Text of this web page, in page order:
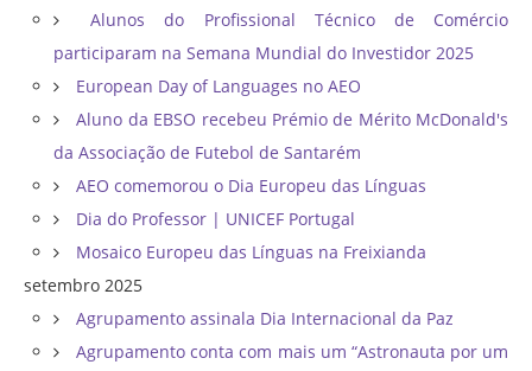
Alunos do Profissional Técnico de Comércio
participaram na Semana Mundial do Investidor 2025
European Day of Languages no AEO
Aluno da EBSO recebeu Prémio de Mérito McDonald's
da Associação de Futebol de Santarém
AEO comemorou o Dia Europeu das Línguas
Dia do Professor | UNICEF Portugal
Mosaico Europeu das Línguas na Freixianda
setembro 2025
Agrupamento assinala Dia Internacional da Paz
Agrupamento conta com mais um “Astronauta por um